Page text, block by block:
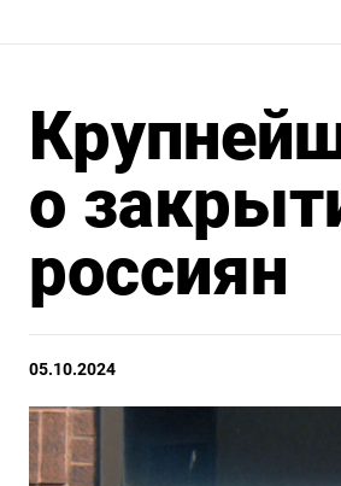
о
россиян
05.10.2024